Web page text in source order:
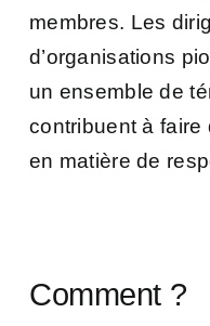
membres. Les
d’organisations
un ensemble de
contribuent à faire
en matière de
Comment ?